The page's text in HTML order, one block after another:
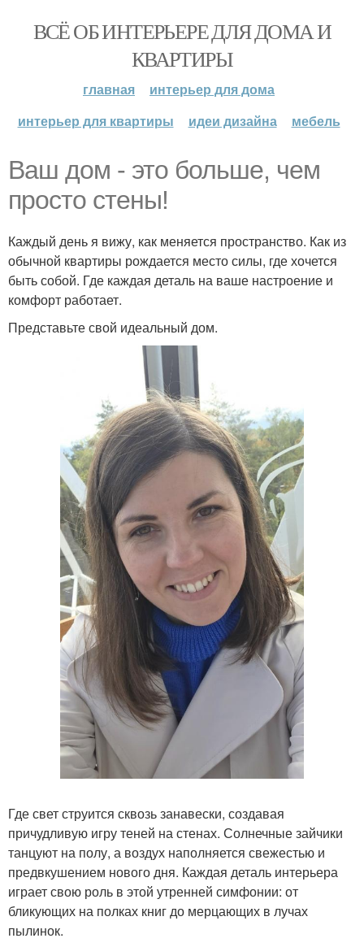
ВСЁ ОБ ИНТЕРЬЕРЕ ДЛЯ ДОМА И
КВАРТИРЫ
главная
интерьер для дома
интерьер для квартиры
идеи дизайна мебель
Ваш дом - это больше, чем
просто стены!
Каждый день я вижу, как меняется пространство. Как из
обычной квартиры рождается место силы, где хочется
быть собой. Где каждая деталь на ваше настроение и
комфорт работает.
Представьте свой идеальный дом.
Где свет струится сквозь занавески, создавая
причудливую игру теней на стенах. Солнечные зайчики
танцуют на полу, а воздух наполняется свежестью и
предвкушением нового дня. Каждая деталь интерьера
играет свою роль в этой утренней симфонии: от
бликующих на полках книг до мерцающих в лучах
пылинок.